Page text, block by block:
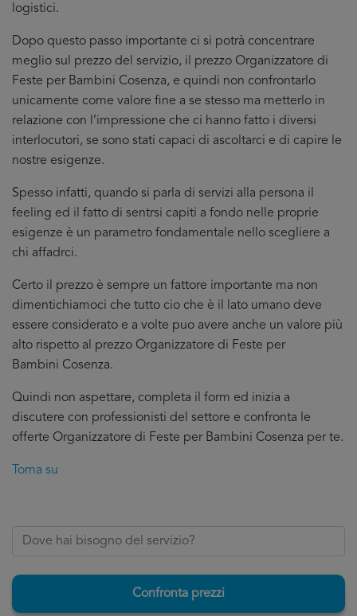
logistici.
Dopo questo passo importante ci si potrà concentrare
meglio sul prezzo del servizio, il prezzo Organizzatore di
Feste per Bambini Cosenza, e quindi non confrontarlo
unicamente come valore fine a se stesso ma metterlo in
relazione con l’impressione che ci hanno fatto i diversi
interlocutori, se sono stati capaci di ascoltarci e di capire le
nostre esigenze.
Spesso infatti, quando si parla di servizi alla persona il
feeling ed il fatto di sentrsi capiti a fondo nelle proprie
esigenze è un parametro fondamentale nello scegliere a
chi affadrci.
Certo il prezzo è sempre un fattore importante ma non
dimentichiamoci che tutto cio che è il lato umano deve
essere considerato e a volte puo avere anche un valore più
alto rispetto al prezzo Organizzatore di Feste per
Bambini Cosenza.
Quindi non aspettare, completa il form ed inizia a
discutere con professionisti del settore e confronta le
offerte Organizzatore di Feste per Bambini Cosenza per te.
Torna su
Confronta prezzi